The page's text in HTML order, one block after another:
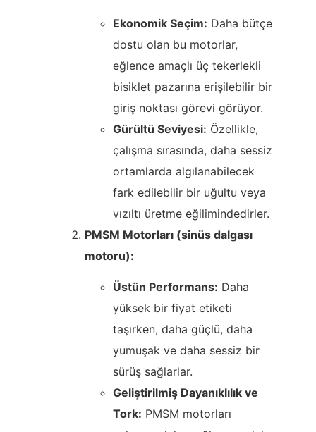
Ekonomik Seçim: Daha bütçe
dostu olan bu motorlar,
eğlence amaçlı üç tekerlekli
bisiklet pazarına erişilebilir bir
giriş noktası görevi görüyor.
Gürültü Seviyesi: Özellikle,
çalışma sırasında, daha sessiz
ortamlarda algılanabilecek
fark edilebilir bir uğultu veya
vızıltı üretme eğilimindedirler.
PMSM Motorları (sinüs dalgası
motoru):
Üstün Performans: Daha
yüksek bir fiyat etiketi
taşırken, daha güçlü, daha
yumuşak ve daha sessiz bir
sürüş sağlarlar.
Geliştirilmiş Dayanıklılık ve
Tork: PMSM motorları